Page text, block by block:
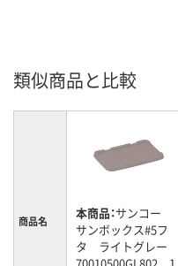
類似商品と比較
商品名 本商品：サンコー
サンボックス#5フ
タ ライトグレー
70010500GL802 1